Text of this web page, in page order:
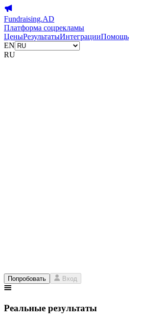
Fundraising.AD
Платформа соцрекламы
ЦеныРезультатыИнтеграцииПомощь
EN
RU
Попробовать Вход
Реальные результаты